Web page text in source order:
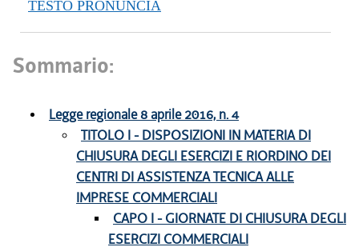
TESTO PRONUNCIA
Sommario:
Legge regionale 8 aprile 2016, n. 4
TITOLO I - DISPOSIZIONI IN MATERIA DI
CHIUSURA DEGLI ESERCIZI E RIORDINO DEI
CENTRI DI ASSISTENZA TECNICA ALLE
IMPRESE COMMERCIALI
CAPO I - GIORNATE DI CHIUSURA DEGLI
ESERCIZI COMMERCIALI